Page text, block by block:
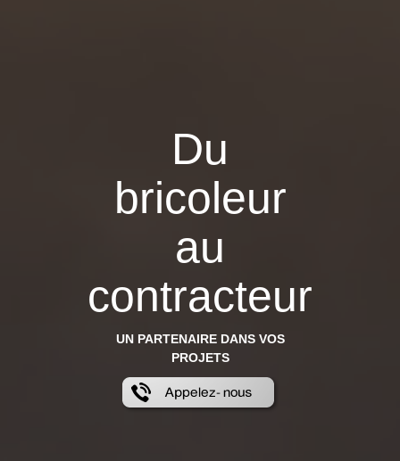
Du
bricoleur
au
contracteur
UN PARTENAIRE DANS VOS
PROJETS